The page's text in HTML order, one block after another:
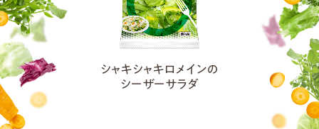
シャキシャキロメインの
シーザーサラダ